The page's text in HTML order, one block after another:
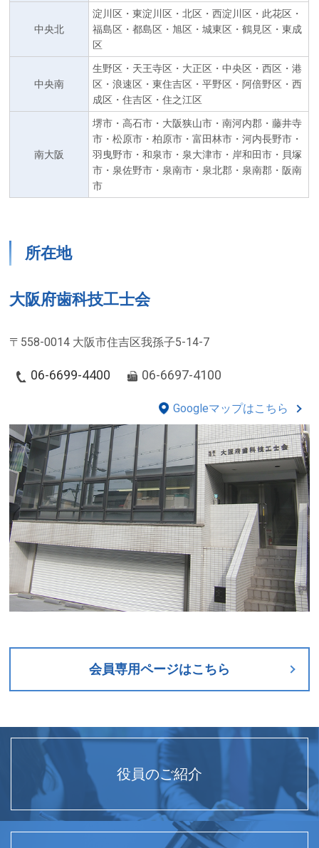
中央北
淀川区・東淀川区・北区・西淀川区・此花区・
福島区・都島区・旭区・城東区・鶴見区・東成
区
中央南
生野区・天王寺区・大正区・中央区・西区・港
区・浪速区・東住吉区・平野区・阿倍野区・西
成区・住吉区・住之江区
南大阪
堺市・高石市・大阪狭山市・南河内郡・藤井寺
市・松原市・柏原市・富田林市・河内長野市・
羽曳野市・和泉市・泉大津市・岸和田市・貝塚
市・泉佐野市・泉南市・泉北郡・泉南郡・阪南
市
所在地
大阪府歯科技工士会
〒558-0014 大阪市住吉区我孫子5-14-7
06-6699-4400 06-6697-4100
Googleマップはこちら
会員専用ページはこちら
役員のご紹介